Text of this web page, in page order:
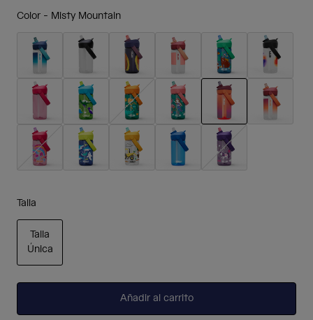
Color - Misty Mountain
seleccionado
Talla
Talla
Única
Añadir al carrito